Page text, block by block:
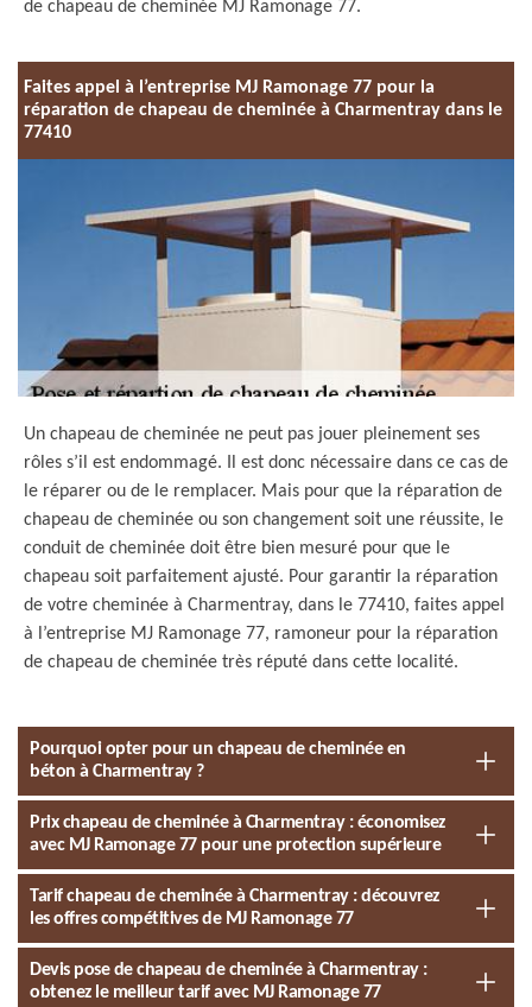
de chapeau de cheminée MJ Ramonage 77.
Faites appel à l’entreprise MJ Ramonage 77 pour la
réparation de chapeau de cheminée à Charmentray dans le
77410
Un chapeau de cheminée ne peut pas jouer pleinement ses
rôles s’il est endommagé. Il est donc nécessaire dans ce cas de
le réparer ou de le remplacer. Mais pour que la réparation de
chapeau de cheminée ou son changement soit une réussite, le
conduit de cheminée doit être bien mesuré pour que le
chapeau soit parfaitement ajusté. Pour garantir la réparation
de votre cheminée à Charmentray, dans le 77410, faites appel
à l’entreprise MJ Ramonage 77, ramoneur pour la réparation
de chapeau de cheminée très réputé dans cette localité.
Pourquoi opter pour un chapeau de cheminée en
béton à Charmentray ?
Prix chapeau de cheminée à Charmentray : économisez
avec MJ Ramonage 77 pour une protection supérieure
Tarif chapeau de cheminée à Charmentray : découvrez
les offres compétitives de MJ Ramonage 77
Devis pose de chapeau de cheminée à Charmentray :
obtenez le meilleur tarif avec MJ Ramonage 77